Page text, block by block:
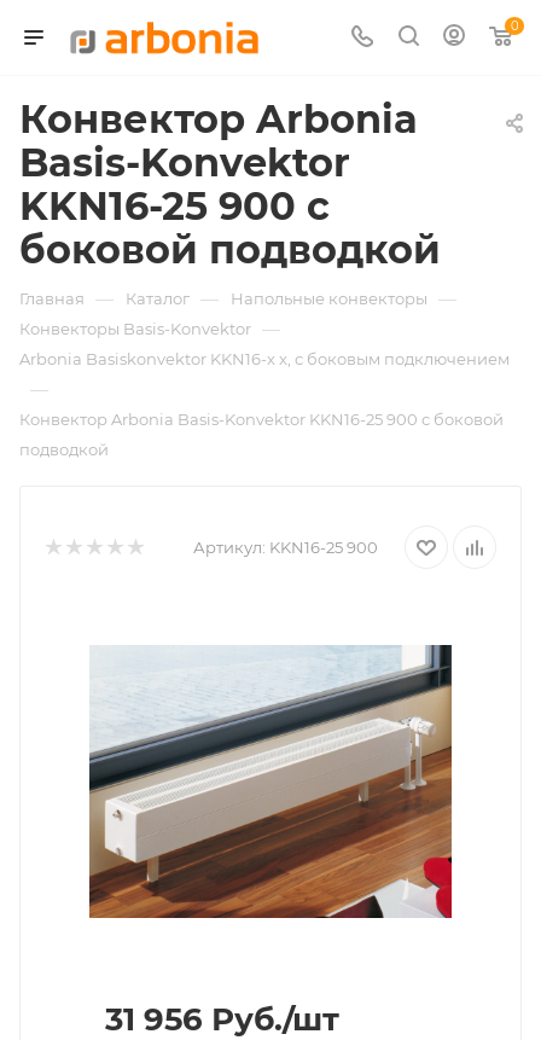
0
Конвектор Arbonia
Basis-Konvektor
KKN16-25 900 с
боковой подводкой
Главная — Каталог — Напольные конвекторы —
Конвекторы Basis-Konvektor —
Arbonia Basiskonvektor KKN16-х x, с боковым подключением
—
Конвектор Arbonia Basis-Konvektor KKN16-25 900 с боковой
подводкой
Артикул: KKN16-25 900
31 956 Руб./шт